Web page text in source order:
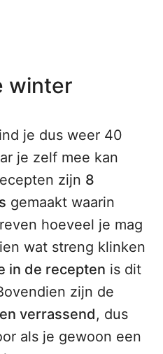
winter
je dus weer 40
je zelf mee kan
zijn 8
gemaakt waarin
hoeveel je mag
wat streng klinken
in de recepten is dit
zijn de
verrassend, dus
als je gewoon een